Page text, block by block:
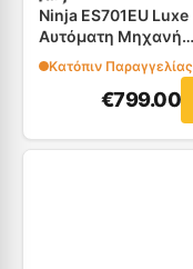
Ninja ES701EU Luxe
Αυτόματη Μηχανή
Espresso
Κατόπιν Παραγγελίας
€799.00